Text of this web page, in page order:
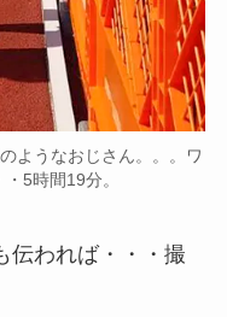
ようなおじさん。。。ワ
5時間19分。
伝われば・・・撮